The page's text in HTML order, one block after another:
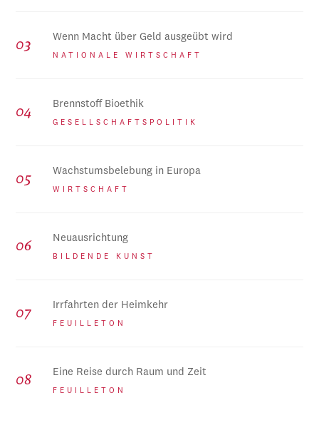
Wenn Macht über Geld ausgeübt wird
NATIONALE WIRTSCHAFT
Brennstoff Bioethik
GESELLSCHAFTSPOLITIK
Wachstumsbelebung in Europa
WIRTSCHAFT
Neuausrichtung
BILDENDE KUNST
Irrfahrten der Heimkehr
FEUILLETON
Eine Reise durch Raum und Zeit
FEUILLETON